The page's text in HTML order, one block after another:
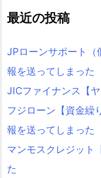
最近の投稿
JPローンサポート（
報を送ってしまった
JICファイナンス【
フジローン【資金繰
報を送ってしまった
マンモスクレジット
た